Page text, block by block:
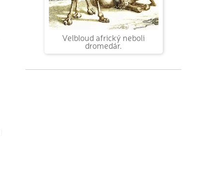
Velbloud africký neboli
dromedár.